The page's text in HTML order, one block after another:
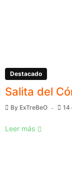
Destacado
Salita del
By ExTreBeO 14
Leer más